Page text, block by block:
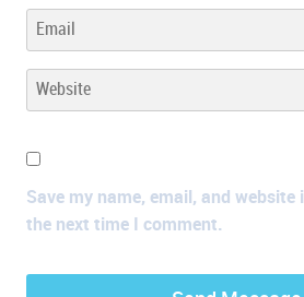
Save my name, email, and
the next time I comment.